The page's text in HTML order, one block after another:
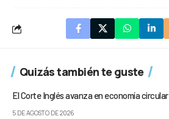
Quizás también te guste
El Corte Inglés avanza en economía circular
5 DE AGOSTO DE 2026